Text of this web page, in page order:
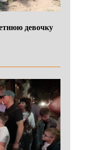
девочку